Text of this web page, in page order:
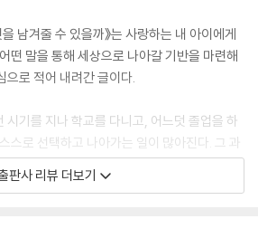
아주 쉬운 방법
일’은 결코 따로 생각할 것이 아니란다
그럴 수도 있는 사이임을 인정하면서.
. 시간은 속절없단다. 그러니 우리는 열렬하게
시간은 우리를 그저 짓밟고 지나갈 수도 있거
당하는 경우는 대개, ‘시간이 나면’ 무엇을 해
같아. 바쁜 게 지나면, 좀 더 안정이 되면 해야
실행하지 못한다는 걸 아빠는 살아오면서 깨달
남겨줄 수 있을까》는 사랑하는 내 아이에게
떤 말을 통해 세상으로 나아갈 기반을 마련해
으로 적어 내려간 글이다.
시기를 지나 학교를 다니고, 어느덧 졸업을 하
스로 선택하고 나아가는 일이 많아진다. 그 과
나 함께이지만 가는 길마다 바로 옆에서 일러
마음도 독립해서 오롯이 삶을 꾸려갈 내 아이
판사 리뷰 더보기